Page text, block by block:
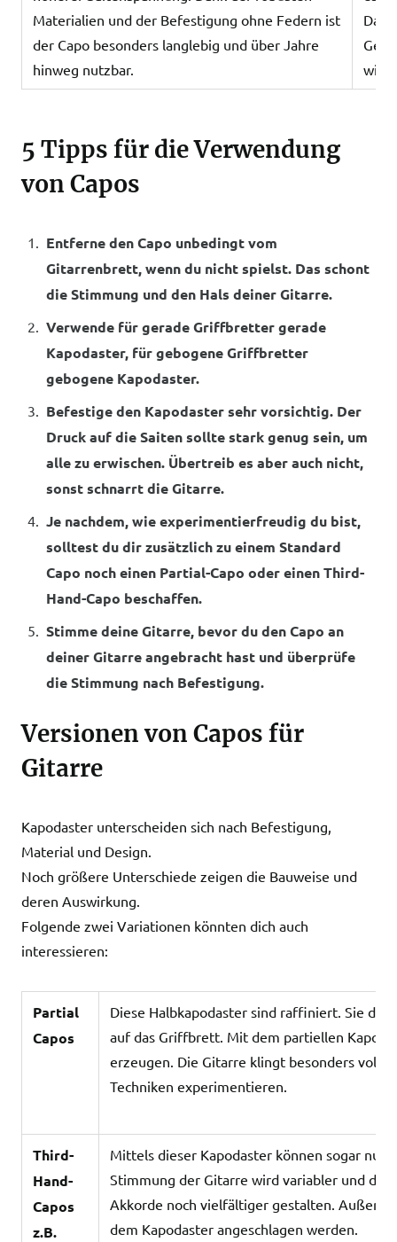
Materialien und der Befestigung ohne Federn ist
der Capo besonders langlebig und über Jahre
hinweg nutzbar.
Das
wird.
5 Tipps für die Verwendung
von Capos
Entferne den Capo unbedingt vom
Gitarrenbrett, wenn du nicht spielst. Das schont
die Stimmung und den Hals deiner Gitarre.
Verwende für gerade Griffbretter gerade
Kapodaster, für gebogene Griffbretter
gebogene Kapodaster.
Befestige den Kapodaster sehr vorsichtig. Der
Druck auf die Saiten sollte stark genug sein, um
alle zu erwischen. Übertreib es aber auch nicht,
sonst schnarrt die Gitarre.
Je nachdem, wie experimentierfreudig du bist,
solltest du dir zusätzlich zu einem Standard
Capo noch einen Partial-Capo oder einen Third-
Hand-Capo beschaffen.
Stimme deine Gitarre, bevor du den Capo an
deiner Gitarre angebracht hast und überprüfe
die Stimmung nach Befestigung.
Versionen von Capos für
Gitarre
Kapodaster unterscheiden sich nach Befestigung,
Material und Design.
Noch größere Unterschiede zeigen die Bauweise und
deren Auswirkung.
Folgende zwei Variationen könnten dich auch
interessieren:
Partial
Capos
Diese Halbkapodaster sind raffiniert. Sie
auf das Griffbrett. Mit dem partiellen
erzeugen. Die Gitarre klingt besonders voll
Techniken experimentieren.
Third-
Hand-
Capos
z.B.
Mittels dieser Kapodaster können sogar nur
Stimmung der Gitarre wird variabler und du
Akkorde noch vielfältiger gestalten.
dem Kapodaster angeschlagen werden.